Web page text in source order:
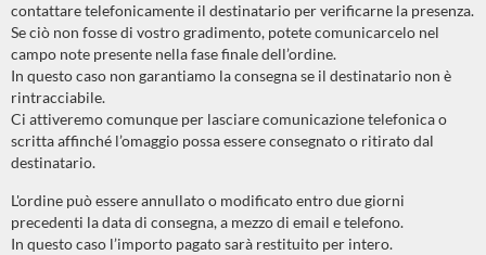
contattare telefonicamente il destinatario per verificarne la presenza.
Se ciò non fosse di vostro gradimento, potete comunicarcelo nel
campo note presente nella fase finale dell’ordine.
In questo caso non garantiamo la consegna se il destinatario non è
rintracciabile.
Ci attiveremo comunque per lasciare comunicazione telefonica o
scritta affinché l’omaggio possa essere consegnato o ritirato dal
destinatario.
L'ordine può essere annullato o modificato entro due giorni
precedenti la data di consegna, a mezzo di email e telefono.
In questo caso l’importo pagato sarà restituito per intero.